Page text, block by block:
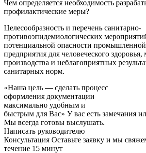
Чем определяется необходимость
профилактические меры?
Целесообразность и перечень санитарно-
противоэпидемиологических
потенциальной опасности промышленной
предприятия для человеческого
производства и неблагоприятных
санитарных норм.
«Наша цель — сделать процесс
оформления документации
максимально удобным и
быстрым для Вас» У вас есть замечания
Мы всегда готовы выслушать.
Написать руководителю
Консультация Оставьте заявку и мы
течение 15 минут